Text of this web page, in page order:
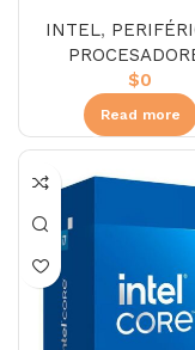
DISIPADOR
INTEL,
$0
Read more